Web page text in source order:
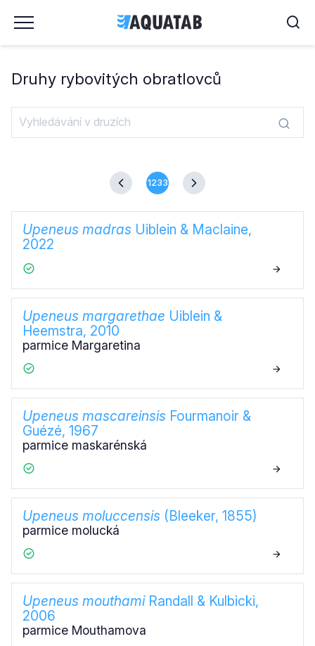
Druhy rybovitých obratlovců
1233
Upeneus madras Uiblein & Maclaine,
2022
Upeneus margarethae Uiblein &
Heemstra, 2010
parmice Margaretina
Upeneus mascareinsis Fourmanoir &
Guézé, 1967
parmice maskarénská
Upeneus moluccensis (Bleeker, 1855)
parmice molucká
Upeneus mouthamiRandall & Kulbicki,
2006
parmice Mouthamova